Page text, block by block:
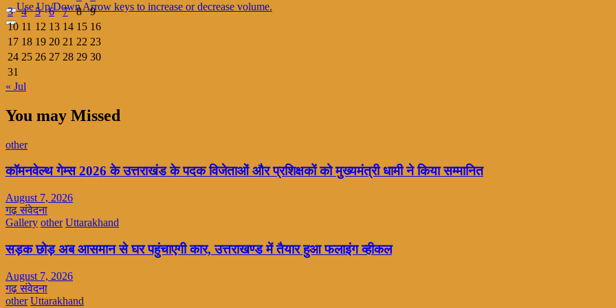
Use Up/Down Arrow keys to increase or decrease volume.
3
4 5 6 7 8
9
10 11 12 13 14 15 16
17 18 19 20 21 22 23
24 25 26 27 28 29 30
31
« Jul
You may Missed
other
कॉमनवेल्थ गेम्स 2026 के उत्तराखंड के पदक विजेताओं और प्रशिक्षकों को मुख्यमंत्री धामी ने किया सम्मानित
August 7, 2026
गढ़ संवेदना
Gallery other Uttarakhand
सड़क छोड़ अब आसमान से घर पहुंचाएगी कार, उत्तराखण्ड में तैयार हुआ फलाइंग व्हीकल
August 7, 2026
गढ़ संवेदना
other Uttarakhand